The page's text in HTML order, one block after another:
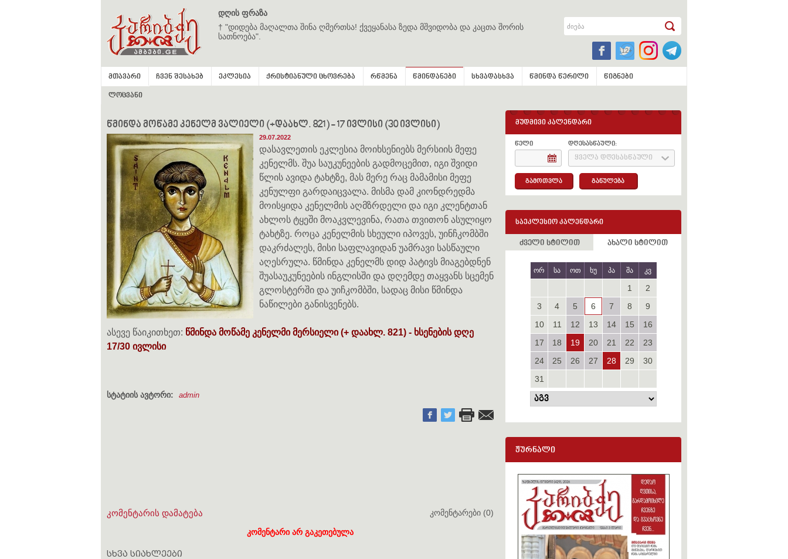
დღის ფრაზა
† "დიდება მაღალთა შინა ღმერთსა! ქვეყანასა ზედა მშვიდობა და კაცთა შორის
სათნოება".
მთავარი ჩვენ შესახებ ეკლესია ქრისტიანული ცხოვრება რწმენა წმინდანები სხვადასხვა წმინდა წერილი წიგნები
ლოცვანი
წმინდა მოწამე კენელმ ვალიელი (+დაახლ. 821) - 17 ივლისი (30 ივლისი)
29.07.2022
დასავლეთის ეკლესია მოიხსენიებს მერსიის მეფე
კენელმს. შუა საუკუნეების გადმოცემით, იგი შვიდი
წლის ავიდა ტახტზე, მას მერე რაც მამამისი მეფე
კენულფი გარდაიცვალა. მისმა დამ კიონდრედმა
მოისყიდა კენელმის აღმზრდელი და იგი კლენტთან
ახლოს ტყეში მოაკვლევინა, რათა თვითონ ასულიყო
ტახტზე. როცა კენელმის სხეული იპოვეს, უინჩკომბში
დაკრძალეს, მისი საფლავიდან უამრავი სასწაული
აღესრულა. წმინდა კენელმს დიდ პატივს მიაგებდნენ
შუასაუკუნეების ინგლისში და დღემდე თაყვანს სცემენ
გლოსტერში და უიჩკომბში, სადაც მისი წმინდა
ნაწილები განისვენებს.
ასევე წაიკითხეთ: წმინდა მოწამე კენელმი მერსიელი (+ დაახლ. 821) - ხსენების დღე
17/30 ივლისი
სტატიის ავტორი: admin
კომენტარის დამატება კომენტარები (0)
კომენტარი არ გაკეთებულა
სხვა სიახლეები
მუდმივი კალენდარი
წელი დღესასწაული:
ყველა დღესასწაული
გამოთვლა განულება
საეკლესიო კალენდარი
ძველი სტილით ახალი სტილით
ორ სა ოთ ხუ პა შა კვ
1
2
3
4 5 6 7 8
9
10
11 12 13 14 15
16
17
18 19 20 21 22
23
24
25 26 27 28 29
30
31
ჟურნალი